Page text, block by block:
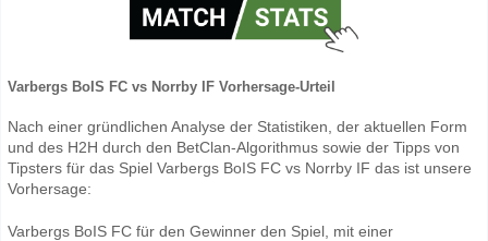
Varbergs BoIS FC vs Norrby IF Vorhersage-Urteil
Nach einer gründlichen Analyse der Statistiken, der aktuellen Form
und des H2H durch den BetClan-Algorithmus sowie der Tipps von
Tipsters für das Spiel Varbergs BoIS FC vs Norrby IF das ist unsere
Vorhersage:
Varbergs BoIS FC für den Gewinner den Spiel, mit einer